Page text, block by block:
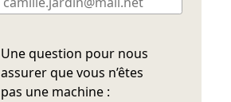
Une question pour nous
assurer que vous n’êtes
pas une machine :
Ne pas remplir